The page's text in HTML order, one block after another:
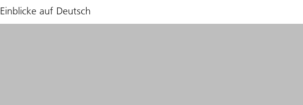
Einblicke auf Deutsch